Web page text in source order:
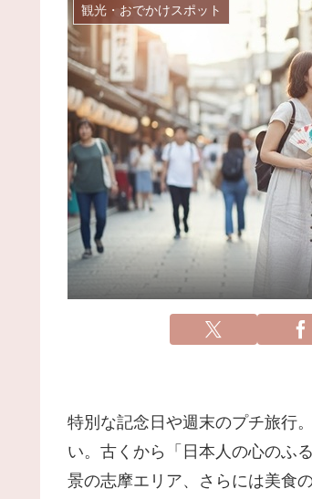
観光・おでかけスポット
特別な記念日や週末のプチ旅行
い。古くから「日本人の心のふ
景の志摩エリア、さらには美食の